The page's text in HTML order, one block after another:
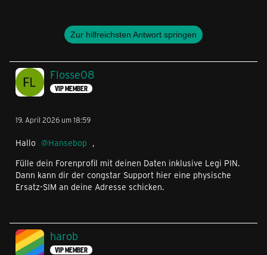
Zur hilfreichsten Antwort springen
Flosse08
VIP MEMBER
19. April 2026 um 18:59
Hallo Hansebop ,
Fülle dein Forenprofil mit deinen Daten inklusive Legi PIN.
Dann kann dir der congstar Support hier eine physische
Ersatz-SIM an deine Adresse schicken.
harob
VIP MEMBER